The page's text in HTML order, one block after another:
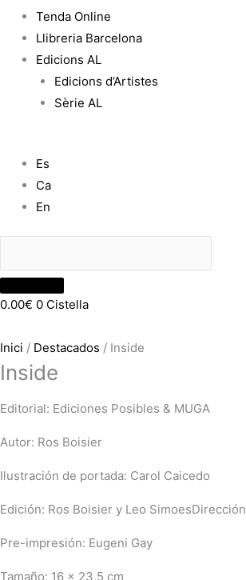
Tenda Online
Llibreria Barcelona
Edicions AL
Edicions d’Artistes
Sèrie AL
Es
Ca
En
0.00€ 0 Cistella
Inici / Destacados / Inside
Inside
Editorial: Ediciones Posibles & MUGA
Autor: Ros Boisier
Ilustración de portada: Carol Caicedo
Edición: Ros Boisier y Leo
Pre-impresión: Eugeni Gay
Tamaño: 16 x 23,5 cm